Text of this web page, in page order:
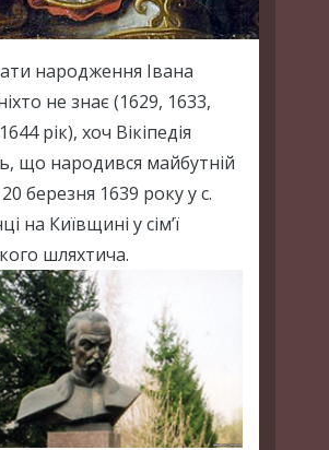
народження Івана
не знає (1629, 1633,
рік), хоч Вікіпедія
що народився майбутній
березня 1639 року у с.
на Київщині у сім’ї
шляхтича.